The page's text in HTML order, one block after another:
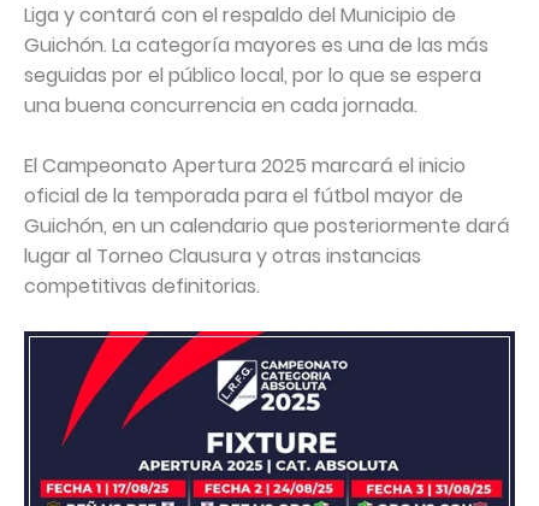
Liga y contará con el respaldo del Municipio de
Guichón. La categoría mayores es una de las más
seguidas por el público local, por lo que se espera
una buena concurrencia en cada jornada.
El Campeonato Apertura 2025 marcará el inicio
oficial de la temporada para el fútbol mayor de
Guichón, en un calendario que posteriormente dará
lugar al Torneo Clausura y otras instancias
competitivas definitorias.